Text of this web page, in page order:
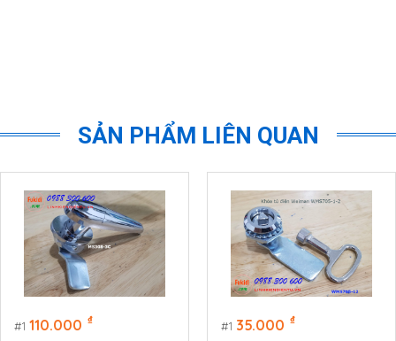
SẢN PHẨM LIÊN QUAN
1 110.000 ₫ 1 35.000 ₫